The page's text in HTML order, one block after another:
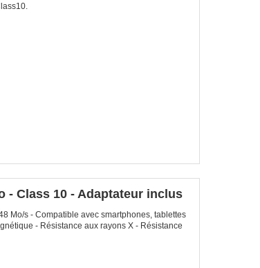
- Class 10 - Adaptateur inclus
Mo/s - Compatible avec smartphones, tablettes
- Résistance aux rayons X - Résistance